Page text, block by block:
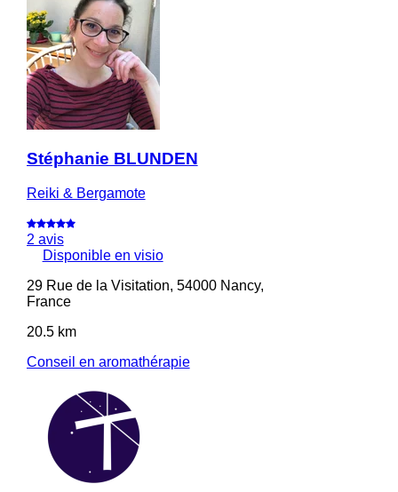
Stéphanie BLUNDEN
Reiki & Bergamote
2 avis
Disponible en visio
29 Rue de la Visitation, 54000 Nancy,
France
20.5 km
Conseil en aromathérapie